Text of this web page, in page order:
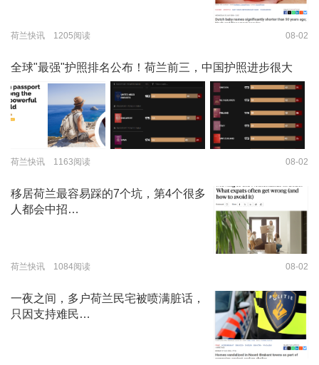
荷兰快讯 1205阅读 08-02
全球"最强"护照排名公布！荷兰前三，中国护照进步很大
荷兰快讯 1163阅读 08-02
移居荷兰最容易踩的7个坑，第4个很多
人都会中招…
荷兰快讯 1084阅读 08-02
一夜之间，多户荷兰民宅被喷满脏话，
只因支持难民…